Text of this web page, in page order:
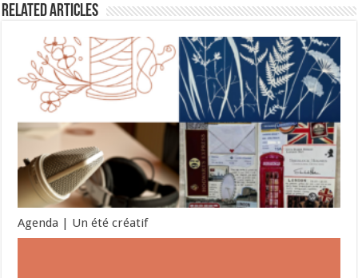
Related Articles
Agenda | Un été créatif